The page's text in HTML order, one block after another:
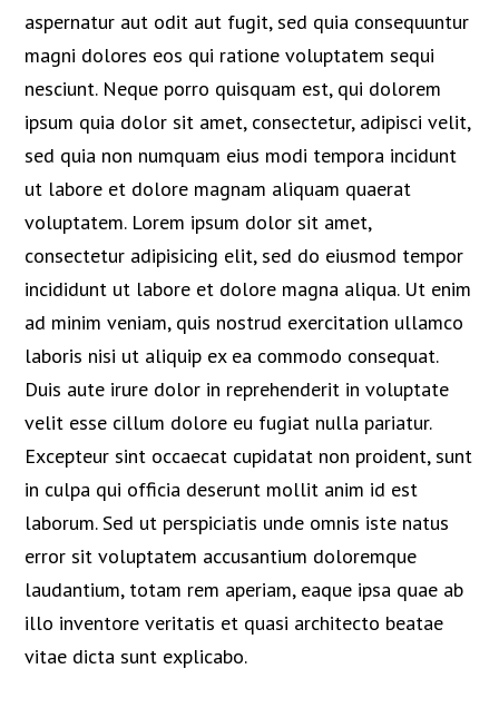
aspernatur aut odit aut fugit, sed quia consequuntur
magni dolores eos qui ratione voluptatem sequi
nesciunt. Neque porro quisquam est, qui dolorem
ipsum quia dolor sit amet, consectetur, adipisci velit,
sed quia non numquam eius modi tempora incidunt
ut labore et dolore magnam aliquam quaerat
voluptatem. Lorem ipsum dolor sit amet,
consectetur adipisicing elit, sed do eiusmod tempor
incididunt ut labore et dolore magna aliqua. Ut enim
ad minim veniam, quis nostrud exercitation ullamco
laboris nisi ut aliquip ex ea commodo consequat.
Duis aute irure dolor in reprehenderit in voluptate
velit esse cillum dolore eu fugiat nulla pariatur.
Excepteur sint occaecat cupidatat non proident, sunt
in culpa qui officia deserunt mollit anim id est
laborum. Sed ut perspiciatis unde omnis iste natus
error sit voluptatem accusantium doloremque
laudantium, totam rem aperiam, eaque ipsa quae ab
illo inventore veritatis et quasi architecto beatae
vitae dicta sunt explicabo.